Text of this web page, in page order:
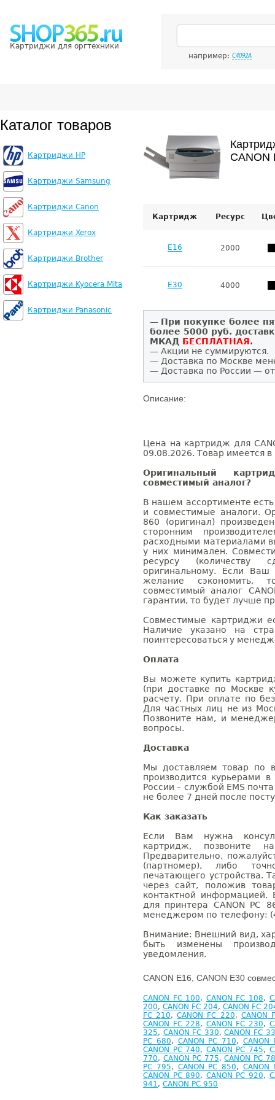
Картриджи для оргтехники
например: C4092A
Каталог товаров
Картриджи HP
Картриджи Samsung
Картриджи Canon
Картриджи Xerox
Картриджи Brother
Картриджи Kyocera Mita
Картриджи Panasonic
CANON
Картридж Ресурс
E16 2000
E30 4000
— При покупке более
более 5000 руб.
МКАД БЕСПЛАТНАЯ.
— Акции не суммируются.
— Доставка по Москве
— Доставка по России —
Описание:
Цена на картридж для
09.08.2026. Товар имеется в
Оригинальный
совместимый аналог?
В нашем ассортименте
и совместимые аналоги.
860 (оригинал)
сторонним
расходными материалами
у них минимален.
ресурсу (количеству
оригинальному. Если
желание сэкономить,
совместимый аналог
гарантии, то будет лучше
Совместимые картриджи
Наличие указано на
поинтересоваться у
Оплата
Вы можете купить
(при доставке по Москве
расчету. При оплате по
Для частных лиц не из
Позвоните нам, и
вопросы.
Доставка
Мы доставляем товар по
производится курьерами
России – службой EMS
не более 7 дней после
Как заказать
Если Вам нужна
картридж, позвоните
Предварительно,
(партномер), либо
печатающего устройства.
через сайт, положив
контактной информацией.
для принтера CANON PC
менеджером по телефону:
Внимание: Внешний вид,
быть изменены
уведомления.
CANON E16, CANON E30
CANON FC 100, CANON FC 108,
200, CANON FC 204, CANON FC
FC 210,CANON FC 220, CANON
CANON FC 228, CANON FC 230,
325, CANON FC 330,CANON FC
PC 680, CANON PC 710, CANON
CANON PC 740, CANON PC 745,
770, CANON PC 775,CANON PC
PC 795, CANON PC 850, CANON
CANON PC 890, CANON PC 920,
941, CANON PC 950